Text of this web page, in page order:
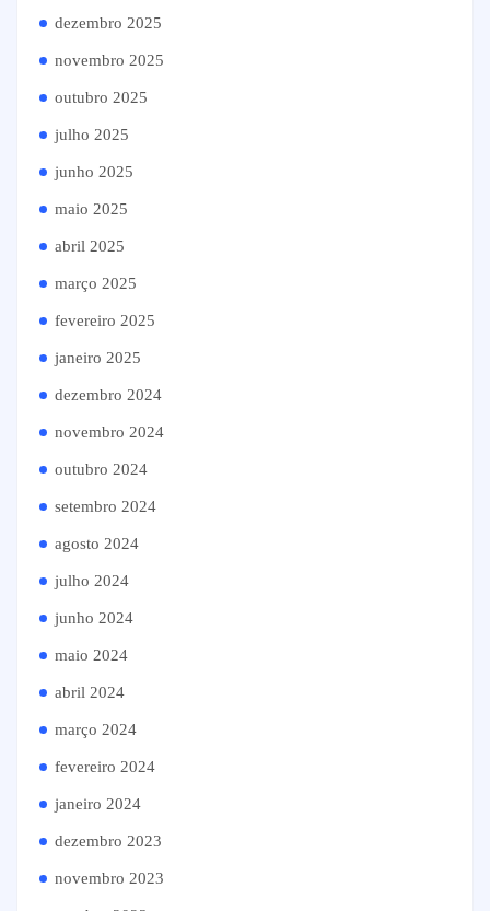
dezembro 2025
novembro 2025
outubro 2025
julho 2025
junho 2025
maio 2025
abril 2025
março 2025
fevereiro 2025
janeiro 2025
dezembro 2024
novembro 2024
outubro 2024
setembro 2024
agosto 2024
julho 2024
junho 2024
maio 2024
abril 2024
março 2024
fevereiro 2024
janeiro 2024
dezembro 2023
novembro 2023